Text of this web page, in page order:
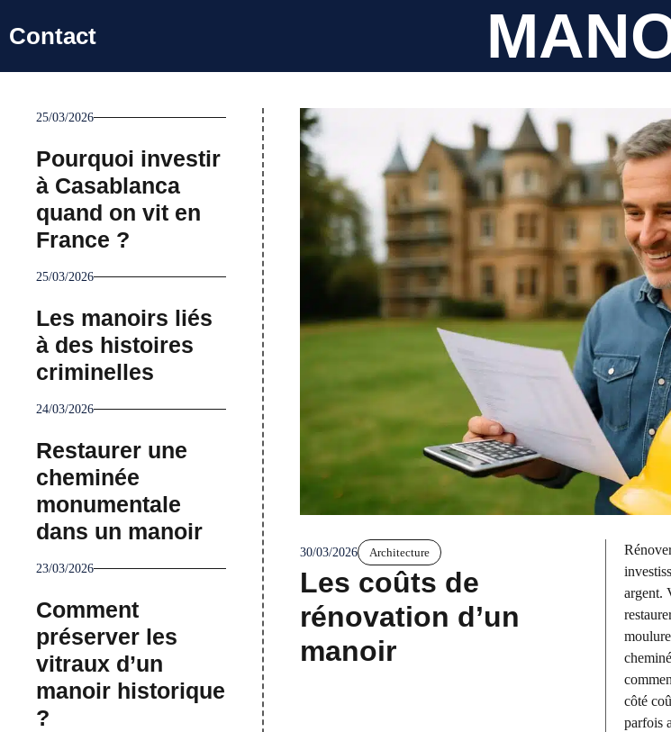
auContact
25/03/2026
Pourquoi investir
à Casablanca
quand on vit en
France ?
25/03/2026
Les manoirs liés
à des histoires
criminelles
24/03/2026
Restaurer une
cheminée
monumentale
dans un manoir
23/03/2026
Comment
préserver les
vitraux d’un
manoir historique
?
30/03/2026 Architecture
Les coûts de
rénovation d’un
manoir
argent.
côté
parfois